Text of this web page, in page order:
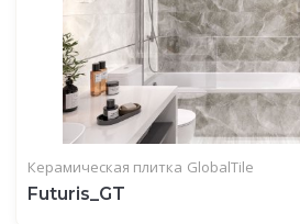
Керамическая плитка GlobalTile
Futuris_GT